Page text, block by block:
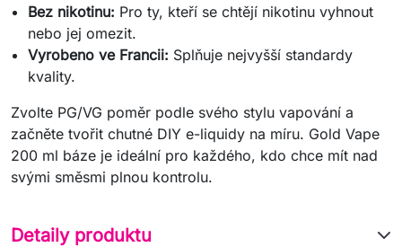
Bez nikotinu: Pro ty, kteří se chtějí nikotinu vyhnout
nebo jej omezit.
Vyrobeno ve Francii: Splňuje nejvyšší standardy
kvality.
Zvolte PG/VG poměr podle svého stylu vapování a
začněte tvořit chutné DIY e-liquidy na míru. Gold Vape
200 ml báze je ideální pro každého, kdo chce mít nad
svými směsmi plnou kontrolu.
Detaily produktu